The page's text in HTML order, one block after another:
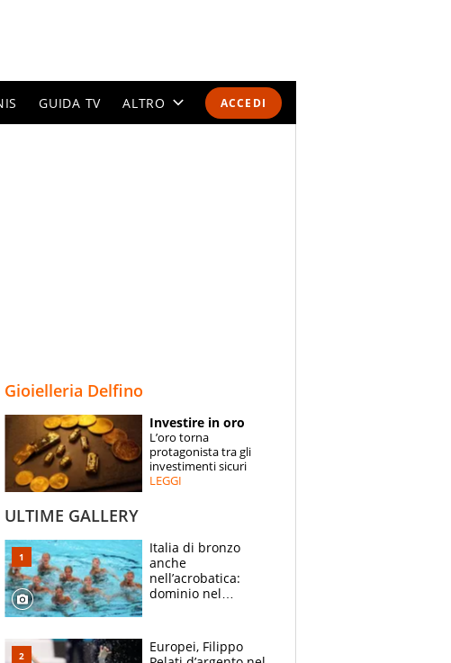
ACCEDI
GUIDA TV ALTRO
SPECIALI
ESPERTI
Gioielleria Delfino
Investire in oro
L’oro torna
protagonista tra gli
investimenti sicuri
LEGGI
ULTIME GALLERY
Italia di bronzo
anche
nell’acrobatica:
dominio nel
e compagni
continuare
Europei, Filippo